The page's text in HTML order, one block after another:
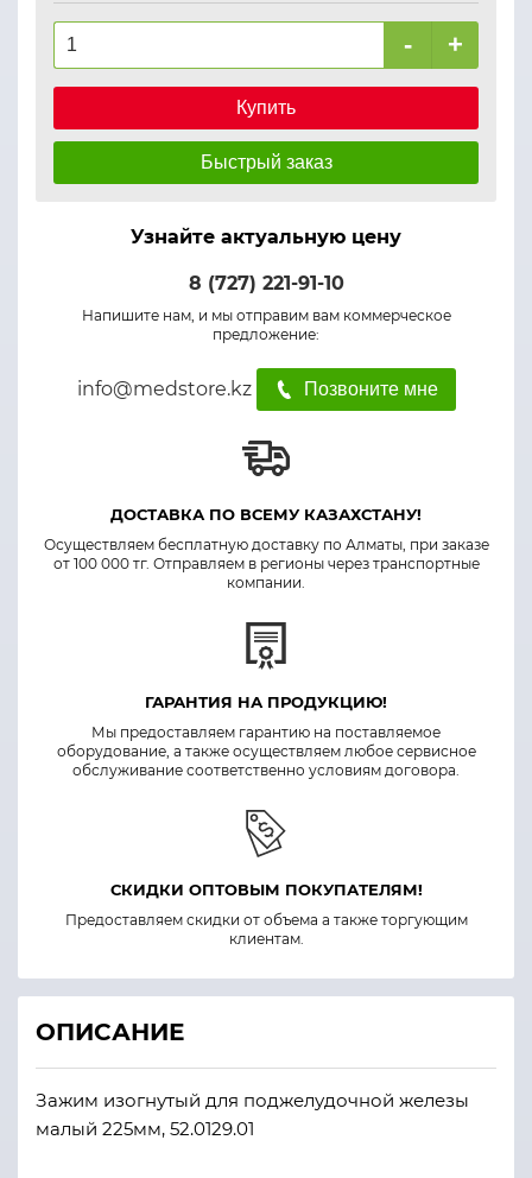
- +
Купить
Быстрый заказ
Узнайте актуальную цену
8 (727) 221-91-10
Напишите нам, и мы отправим вам коммерческое
предложение:
info@medstore.kz Позвоните мне
ДОСТАВКА ПО ВСЕМУ КАЗАХСТАНУ!
Осуществляем бесплатную доставку по Алматы, при заказе
от 100 000 тг. Отправляем в регионы через транспортные
компании.
ГАРАНТИЯ НА ПРОДУКЦИЮ!
Мы предоставляем гарантию на поставляемое
оборудование, а также осуществляем любое сервисное
обслуживание соответственно условиям договора.
СКИДКИ ОПТОВЫМ ПОКУПАТЕЛЯМ!
Предоставляем скидки от объема а также торгующим
клиентам.
ОПИСАНИЕ
Зажим изогнутый для поджелудочной железы
малый 225мм, 52.0129.01